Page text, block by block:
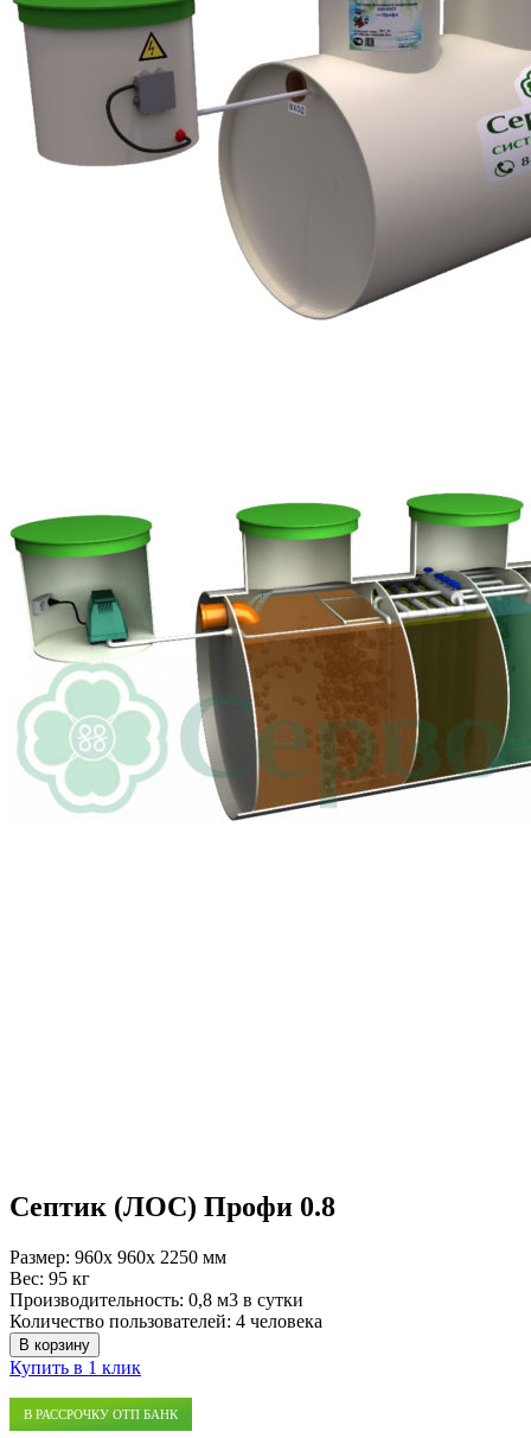
Септик (ЛОС) Профи 0.8
Размер: 960x 960x 2250 мм
Вес: 95 кг
Производительность: 0,8 м3 в сутки
Количество пользователей: 4 человека
В корзину
Купить в 1 клик
В РАССРОЧКУ ОТП БАНК